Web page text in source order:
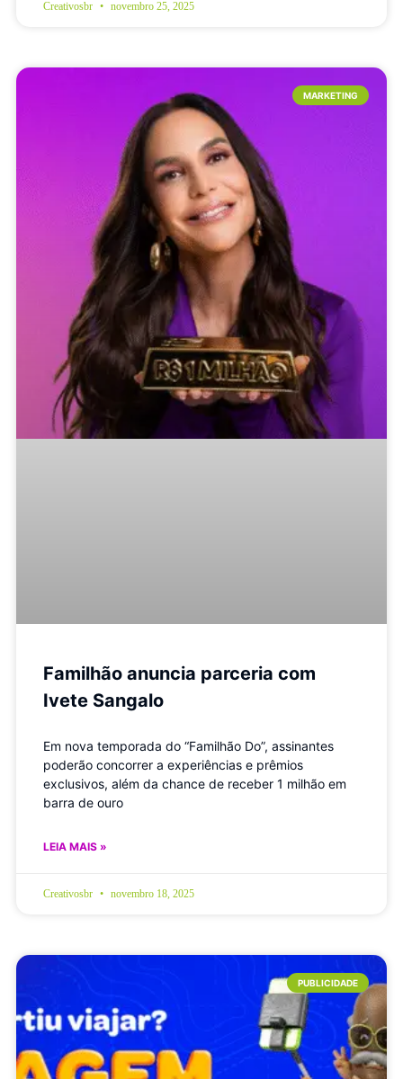
Creativosbr novembro 25, 2025
MARKETING
Familhão anuncia parceria com
Ivete Sangalo
Em nova temporada do “Familhão Do”, assinantes
poderão concorrer a experiências e prêmios
exclusivos, além da chance de receber 1 milhão em
barra de ouro
LEIA MAIS »
Creativosbr novembro 18, 2025
PUBLICIDADE